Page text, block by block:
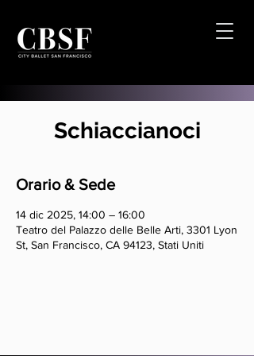
Schiaccianoci
Orario & Sede
14 dic 2025, 14:00 – 16:00
Teatro del Palazzo delle Belle Arti, 3301 Lyon
St, San Francisco, CA 94123, Stati Uniti